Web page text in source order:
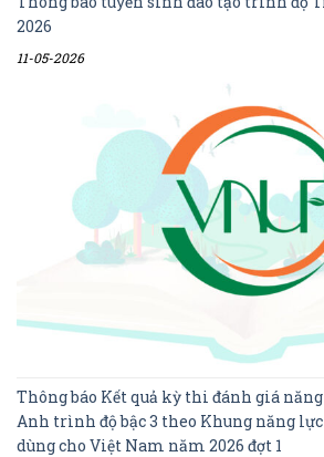
2026
11-05-2026
Thông báo Kết quả kỳ thi đánh giá
Anh trình độ bậc 3 theo Khung năng
dùng cho Việt Nam năm 2026 đợt 1